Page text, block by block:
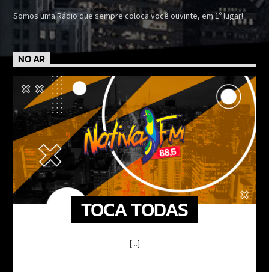
Somos uma Rádio que sempre coloca você ouvinte, em 1º lugar!
NO AR
TOCA TODAS
[...]